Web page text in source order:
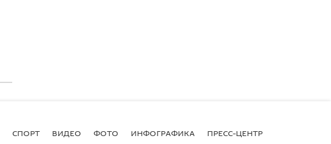
СПОРТ ВИДЕО ФОТО ИНФОГРАФИКА ПРЕСС-ЦЕНТР